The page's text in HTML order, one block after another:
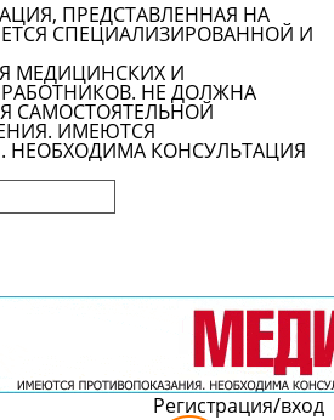
ПРЕДСТАВЛЕННАЯ НА
СПЕЦИАЛИЗИРОВАННОЙ И
МЕДИЦИНСКИХ И
НЕ ДОЛЖНА
САМОСТОЯТЕЛЬНОЙ
ИМЕЮТСЯ
НЕОБХОДИМА КОНСУЛЬТАЦИЯ
Регистрация/вход